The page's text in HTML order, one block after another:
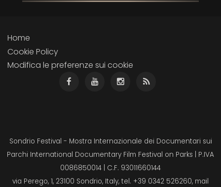
Home
Cookie Policy
Modifica le preferenze sui cookie
Sondrio Festival - Mostra Internazionale dei Documentari sui
Parchi International Documentary Film Festival on Parks | P.IVA
0086850014 | C.F. 93011660144
via Perego, 1, 23100 Sondrio, Italy, tel. +39 0342 526260, mail